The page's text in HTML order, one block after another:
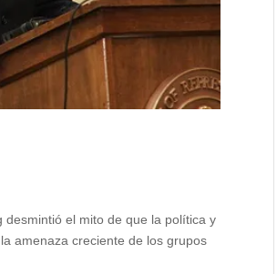
desmintió el mito de que la política y
amenaza creciente de los grupos